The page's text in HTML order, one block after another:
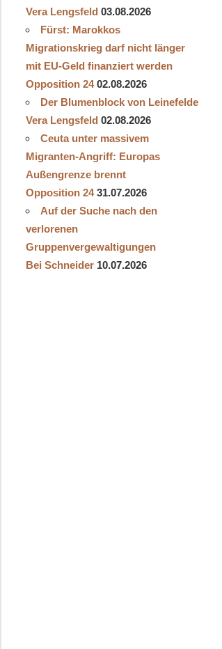
Vera Lengsfeld 03.08.2026
Fürst: Marokkos
Migrationskrieg darf nicht länger
mit EU-Geld finanziert werden
Opposition 24 02.08.2026
Der Blumenblock von Leinefelde
Vera Lengsfeld 02.08.2026
Ceuta unter massivem
Migranten-Angriff: Europas
Außengrenze brennt
Opposition 24 31.07.2026
Auf der Suche nach den
verlorenen
Gruppenvergewaltigungen
Bei Schneider 10.07.2026